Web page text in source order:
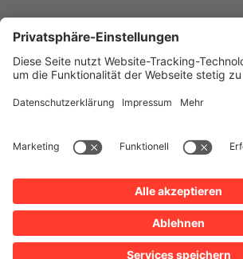
Impressum
Anfahrt
Datenschutz
Barrierefreiheit
Literaturhauses